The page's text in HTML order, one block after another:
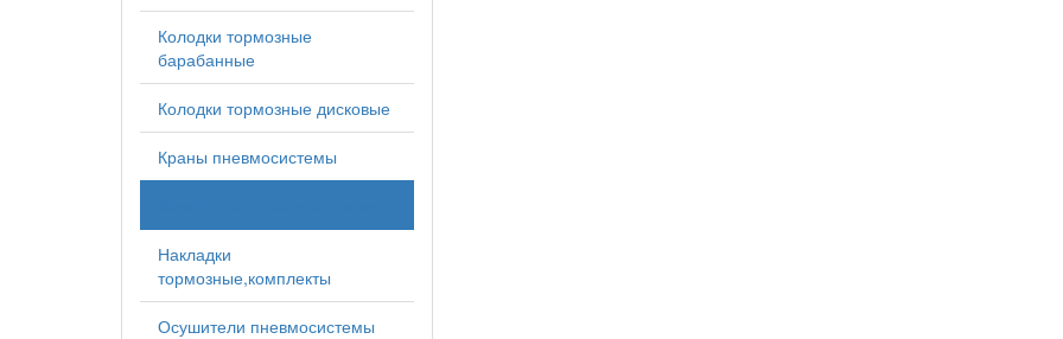
Колодки тормозные
барабанные
Колодки тормозные дисковые
Краны пневмосистемы
Накладки
тормозные,комплекты
Осушители пневмосистемы